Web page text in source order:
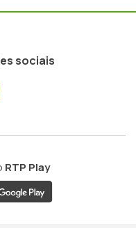
sociais
RTP Play